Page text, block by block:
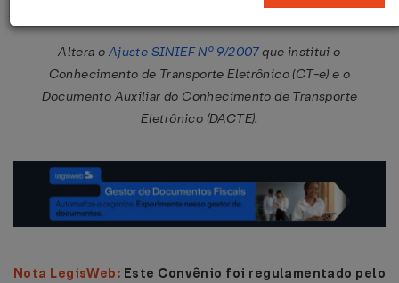
Altera o Ajuste SINIEF Nº 9/2007que institui o
Conhecimento de Transporte Eletrônico (CT-e) e o
Documento Auxiliar do Conhecimento de Transporte
Eletrônico (DACTE).
Nota LegisWeb: Este Convênio foi regulamentado pelo